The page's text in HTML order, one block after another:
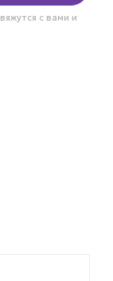
с вами и